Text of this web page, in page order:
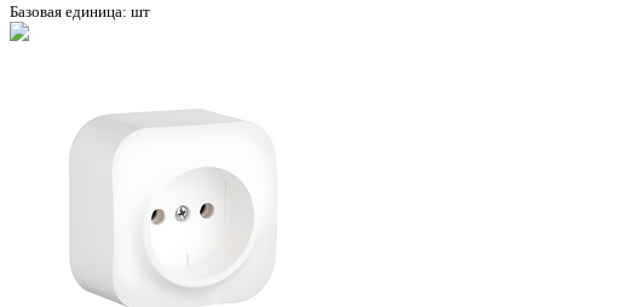
Базовая единица: шт